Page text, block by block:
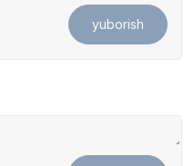
yuborish